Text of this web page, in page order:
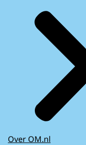
Over OM.nl